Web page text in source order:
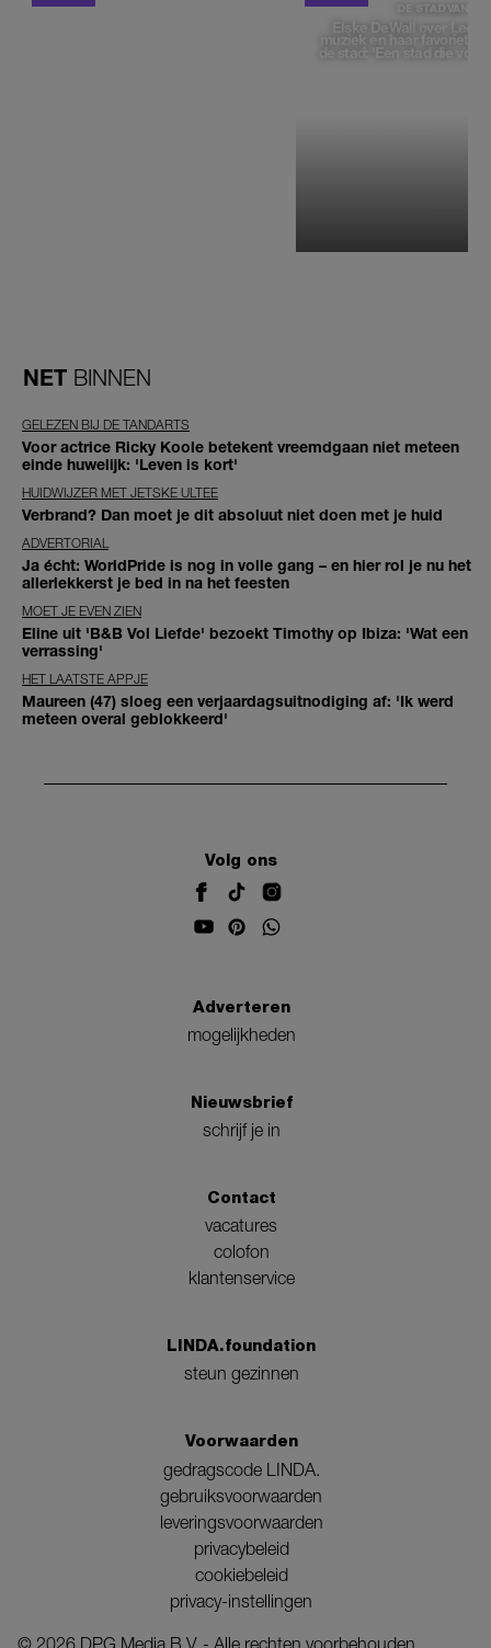
DE STAD VAN
Elske DeWall over
muziek en haar favoriete
de stad: 'Een stad die
NET BINNEN
GELEZEN BIJ DE TANDARTS
Voor actrice Ricky Koole betekent vreemdgaan niet meteen
einde huwelijk: 'Leven is kort'
HUIDWIJZER MET JETSKE ULTEE
Verbrand? Dan moet je dit absoluut niet doen met je huid
ADVERTORIAL
Ja écht: WorldPride is nog in volle gang – en hier rol je nu het
allerlekkerst je bed in na het feesten
MOET JE EVEN ZIEN
Eline uit 'B&B Vol Liefde' bezoekt Timothy op Ibiza: 'Wat een
verrassing'
HET LAATSTE APPJE
Maureen (47) sloeg een verjaardagsuitnodiging af: 'Ik werd
meteen overal geblokkeerd'
Volg ons
Adverteren
mogelijkheden
Nieuwsbrief
schrijf je in
Contact
vacatures
colofon
klantenservice
LINDA.foundation
steun gezinnen
Voorwaarden
gedragscode LINDA.
gebruiksvoorwaarden
leveringsvoorwaarden
privacybeleid
cookiebeleid
privacy-instellingen
© 2026 DPG Media B.V. - Alle rechten voorbehouden